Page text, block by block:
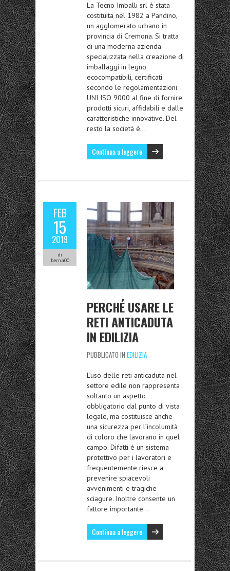
La Tecno Imballi srl è stata
costituita nel 1982 a Pandino,
un agglomerato urbano in
provincia di Cremona. Si tratta
di una moderna azienda
specializzata nella creazione di
imballaggi in legno
ecocompatibili, certificati
secondo le regolamentazioni
UNI ISO 9000 al fine di fornire
prodotti sicuri, affidabili e dalle
caratteristiche innovative. Del
resto la società è…
Continua a leggere
FEB
15
2019
di
berna00
PERCHÉ USARE LE
RETI ANTICADUTA
IN EDILIZIA
PUBBLICATO IN EDILIZIA
L’uso delle reti anticaduta nel
settore edile non rappresenta
soltanto un aspetto
obbligatorio dal punto di vista
legale, ma costituisce anche
una sicurezza per l’incolumità
di coloro che lavorano in quel
campo. Difatti è un sistema
protettivo per i lavoratori e
frequentemente riesce a
prevenire spiacevoli
avvenimenti e tragiche
sciagure. Inoltre consente un
fattore importante…
Continua a leggere